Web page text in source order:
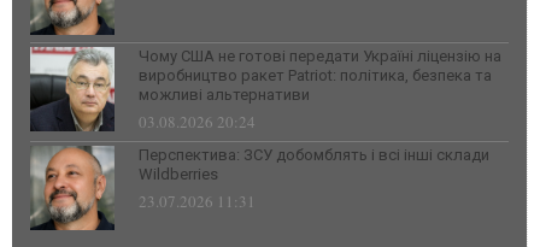
Чому США не готові передати Україні ліцензію на
виробництво ракет Patriot: політика, безпека та
можливі альтернативи
03.08.2026 20:24
Перспектива: ЗСУ добомблять і всі інші склади
Wildberries
23.07.2026 11:31